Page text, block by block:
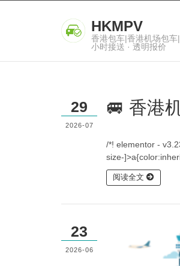
HKMPV
香港包车|香港机场包
小时接送 · 透明报价
🚐 香港
/*! elementor -
size-
阅读全文
29
2026-07
23
2026-06